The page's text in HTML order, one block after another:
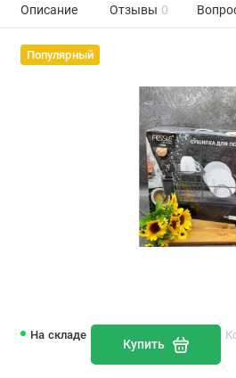
Описание Отзывы 0
Популярный
На складе
Купить